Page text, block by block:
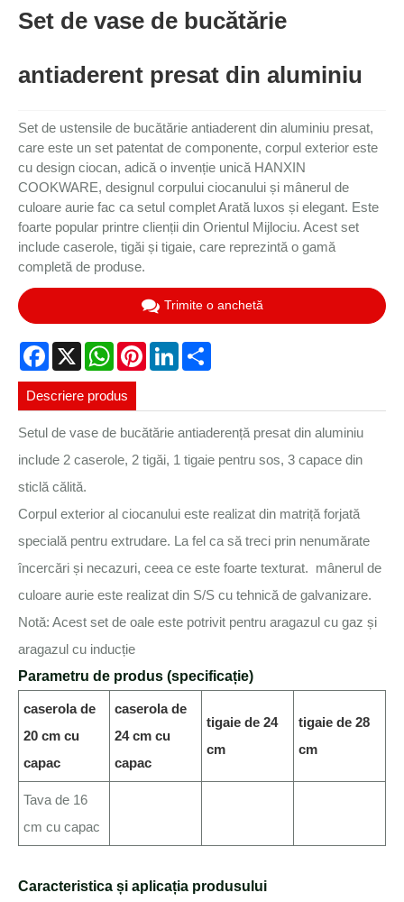
Set de vase de bucătărie
antiaderent presat din aluminiu
Set de ustensile de bucătărie antiaderent din aluminiu presat,
care este un set patentat de componente, corpul exterior este
cu design ciocan, adică o invenție unică HANXIN
COOKWARE, designul corpului ciocanului și mânerul de
culoare aurie fac ca setul complet Arată luxos și elegant. Este
foarte popular printre clienții din Orientul Mijlociu. Acest set
include caserole, tigăi și tigaie, care reprezintă o gamă
completă de produse.
Trimite o anchetă
Facebook
X WhatsAppPinterestLinkedIn
Descriere produs
Setul de vase de bucătărie antiaderență presat din aluminiu
include 2 caserole, 2 tigăi, 1 tigaie pentru sos, 3 capace din
sticlă călită.
Corpul exterior al ciocanului este realizat din matriță forjată
specială pentru extrudare. La fel ca să treci prin nenumărate
încercări și necazuri, ceea ce este foarte texturat. mânerul de
culoare aurie este realizat din S/S cu tehnică de galvanizare.
Notă: Acest set de oale este potrivit pentru aragazul cu gaz și
aragazul cu inducție
Parametru de produs (specificație)
caserola de
20 cm cu
capac
caserola de
24 cm cu
capac
tigaie de 24
cm
tigaie de 28
cm
Tava de 16
cm cu capac
Caracteristica și aplicația produsului